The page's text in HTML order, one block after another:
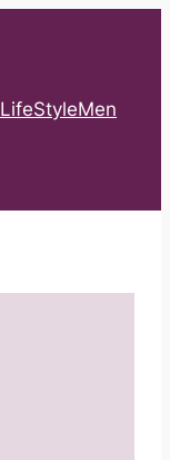
LifeStyleMen